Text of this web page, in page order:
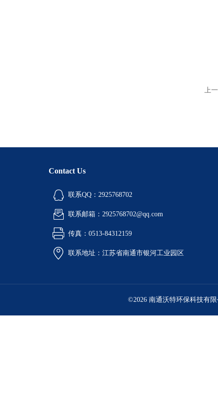
上
Contact Us
联系QQ：2925768702
联系邮箱：2925768702@qq.com
传真：0513-84312159
联系地址：江苏省南通市银河工业园区
©2026 南通沃特环保科技有